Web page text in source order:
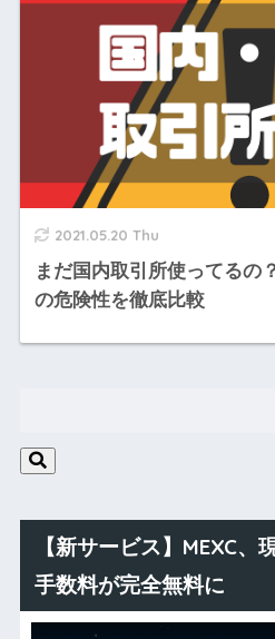
2021.05.20 Thu
まだ国内取引所使ってるの
の危険性を徹底比較
【新サービス】MEXC
手数料が完全無料に